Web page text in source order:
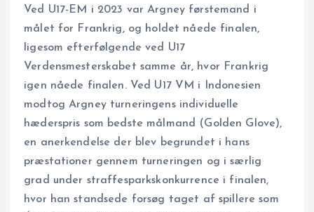
Ved U17-EM i 2023 var Argney førstemand i
målet for Frankrig, og holdet nåede finalen,
ligesom efterfølgende ved U17
Verdensmesterskabet samme år, hvor Frankrig
igen nåede finalen. Ved U17 VM i Indonesien
modtog Argney turneringens individuelle
hæderspris som bedste målmand (Golden Glove),
en anerkendelse der blev begrundet i hans
præstationer gennem turneringen og i særlig
grad under straffesparkskonkurrence i finalen,
hvor han standsede forsøg taget af spillere som